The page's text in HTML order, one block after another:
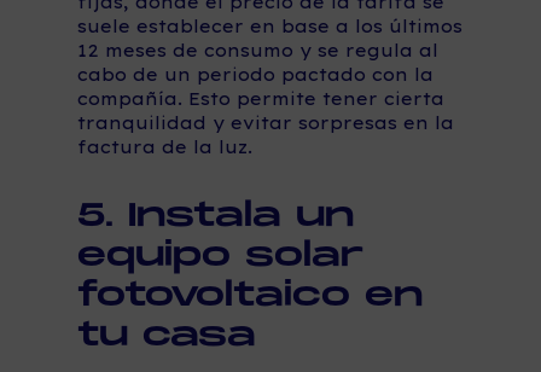
suele establecer en base a los últimos
12 meses de consumo y se regula al
cabo de un periodo pactado con la
compañía. Esto permite tener cierta
tranquilidad y evitar sorpresas en la
factura de la luz.
5. Instala un
equipo solar
fotovoltaico en
tu casa